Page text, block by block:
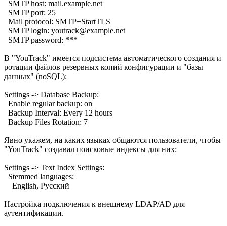
SMTP host: mail.example.net
SMTP port: 25
Mail protocol: SMTP+StartTLS
SMTP login: youtrack@example.net
SMTP password: ***
В "YouTrack" имеется подсистема автоматического создания и
ротации файлов резервных копий конфигурации и "базы
данных" (noSQL):
Settings -> Database Backup:
Enable regular backup: on
Backup Interval: Every 12 hours
Backup Files Rotation: 7
Явно укажем, на каких языках общаются пользователи, чтобы
"YouTrack" создавал поисковые индексы для них:
Settings -> Text Index Settings:
Stemmed languages:
English, Русский
Настройка подключения к внешнему LDAP/AD для
аутентификации.